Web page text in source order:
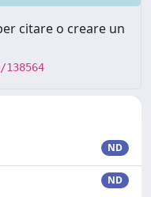
citare o creare un
ND
ND